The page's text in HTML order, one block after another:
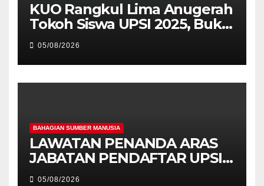
KUO Rangkul Lima Anugerah
Tokoh Siswa UPSI 2025, Bukti
Kecemerlangan Mahasiswa
Holistik
05/08/2026
BAHAGIAN SUMBER MANUSIA
LAWATAN PENANDA ARAS
JABATAN PENDAFTAR UPSI
KE JABATAN PENDAFTAR
05/08/2026